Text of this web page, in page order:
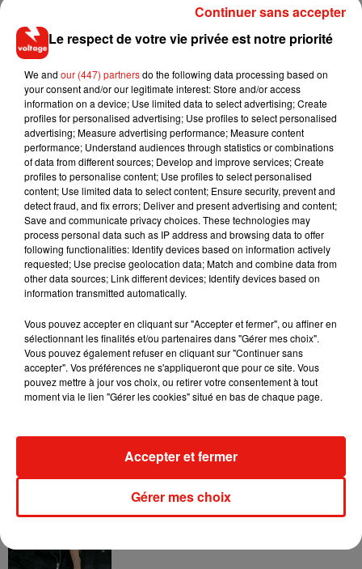
Musique
RÜFÜS DU SOL annonce un nouvel
Le respect de votre vie privée est notre priorité
We and our (447) partnersdo the following data processing based on
your consent and/or our legitimate interest: Store and/or access
information on a device; Use limited data to select advertising; Create
profiles for personalised advertising; Use profiles to select personalised
advertising; Measure advertising performance; Measure content
performance; Understand audiences through statistics or combinations
of data from different sources; Develop and improve services; Create
profiles to personalise content; Use profiles to select personalised
content; Use limited data to select content; Ensure security, prevent and
detect fraud, and fix errors; Deliver and present advertising and content;
Save and communicate privacy choices. These technologies may
process personal data such as IP address and browsing data to offer
following functionalities: Identify devices based on information actively
requested; Use precise geolocation data; Match and combine data from
other data sources; Link different devices; Identify devices based on
information transmitted automatically.
Vous pouvez accepter en cliquant sur "Accepter et fermer", ou affiner en
sélectionnant les finalités et/ou partenaires dans "Gérer mes choix".
Vous pouvez également refuser en cliquant sur "Continuer sans
accepter". Vos préférences ne s'appliqueront que pour ce site. Vous
pouvez mettre à jour vos choix, ou retirer votre consentement à tout
moment via le lien "Gérer les cookies" situé en bas de chaque page.
Gérer mes choix
Accepter et fermer
Continuer sans accepter